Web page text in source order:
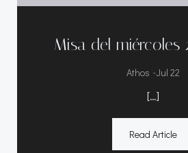
Misa del miércoles
Athos -Jul 22
[…]
Read Article